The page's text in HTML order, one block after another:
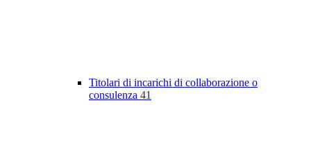
Titolari di incarichi di collaborazione o
consulenza 41